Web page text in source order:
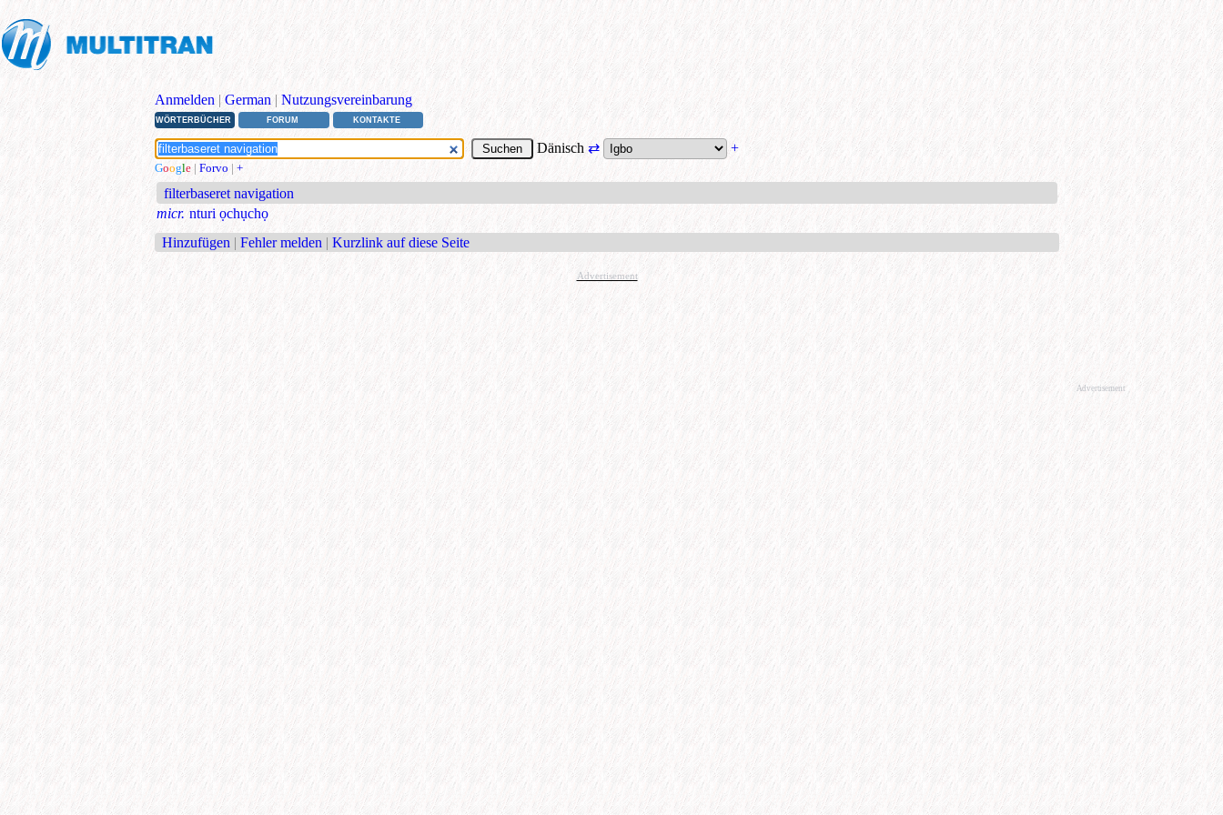
Anmelden | German | Nutzungsvereinbarung
WÖRTERBÜCHER FORUM KONTAKTE
Dänisch ⇄ +
Google | Forvo | +
filterbaseret navigation
micr. nturi ọchụchọ
Hinzufügen | Fehler melden | Kurzlink auf diese Seite
Advertisement
Advertisement